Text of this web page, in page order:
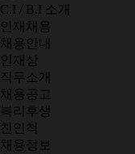
C.I / B.I 소개
인재채용
채용안내
인재상
직무소개
채용공고
복리후생
친인척
채용정보